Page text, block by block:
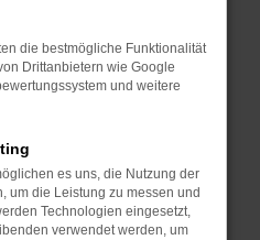
in einem privaten
helfen,
zu beheben.
dein Browser und dein
dem neuesten Stand
die bestmögliche Funktionalität
Drittanbietern wie Google
und weitere
es uns, die Nutzung der
um die Leistung zu messen und
Technologien eingesetzt,
verwendet werden, um